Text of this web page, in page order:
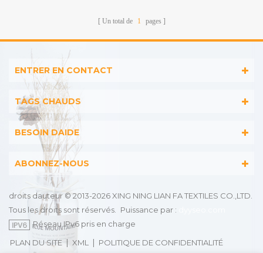
Un total de 1 pages
ENTRER EN CONTACT
TAGS CHAUDS
BESOIN DAIDE
ABONNEZ-NOUS
droits dauteur © 2013-2026 XING NING LIAN FA TEXTILES CO.,LTD.
Tous les droits sont réservés.
Puissance par :
Réseau IPv6 pris en charge
PLAN DU SITE| XML | POLITIQUE DE CONFIDENTIALITÉ